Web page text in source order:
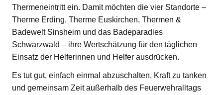
Thermeneintritt ein. Damit möchten die vier Standorte –
Therme Erding, Therme Euskirchen, Thermen &
Badewelt Sinsheim und das Badeparadies
Schwarzwald – ihre Wertschätzung für den täglichen
Einsatz der Helferinnen und Helfer ausdrücken.
Es tut gut, einfach einmal abzuschalten, Kraft zu tanken
und gemeinsam Zeit außerhalb des Feuerwehralltags